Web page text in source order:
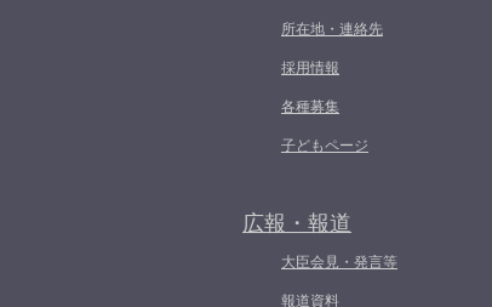
所在地・連絡先
採用情報
各種募集
子どもページ
広報・報道
大臣会見・発言等
報道資料